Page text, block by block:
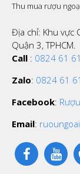
Thu mua rượu
Địa chỉ: Khu vực
Quận 3, TPHCM.
Call : 0824 61
Zalo: 0824 61
Facebook:
Email: